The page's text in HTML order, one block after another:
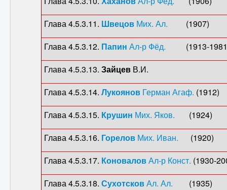
Глава 4.5.3.11. Швецов Мих. Ал.
Глава 4.5.3.12. Папин Ал-р Фёд. (1913-
Глава 4.5.3.13. Зайцев В.И.
Глава 4.5.3.14. Лукоянов Герман Агаф.
Глава 4.5.3.15. Крушин Мих. Яков.
Глава 4.5.3.16. Горелов Мих. Иван.
Глава 4.5.3.17. КоноваловАл-р Конст. (1930-
Глава 4.5.3.18. СухотсковАл. Ал.